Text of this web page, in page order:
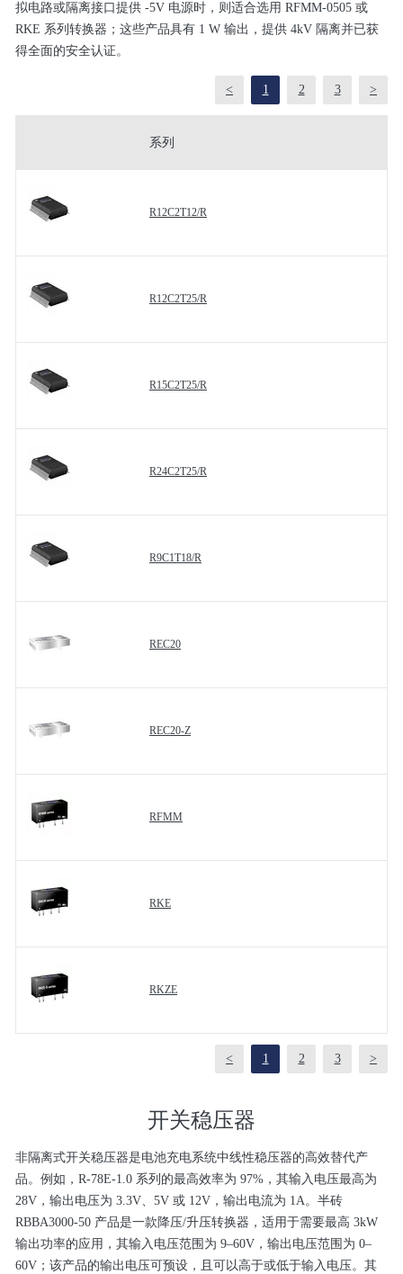
拟电路或隔离接口提供 -5V 电源时，则适合选用 RFMM-0505 或
RKE 系列转换器；这些产品具有 1 W 输出，提供 4kV 隔离并已获
得全面的安全认证。
< 1 2 3 >
系列
R12C2T12/R
R12C2T25/R
R15C2T25/R
R24C2T25/R
R9C1T18/R
REC20
REC20-Z
RFMM
RKE
RKZE
< 1 2 3 >
开关稳压器
非隔离式开关稳压器是电池充电系统中线性稳压器的高效替代产
品。例如，R-78E-1.0 系列的最高效率为 97%，其输入电压最高为
28V，输出电压为 3.3V、5V 或 12V，输出电流为 1A。半砖
RBBA3000-50 产品是一款降压/升压转换器，适用于需要最高 3kW
输出功率的应用，其输入电压范围为 9–60V，输出电压范围为 0–
60V；该产品的输出电压可预设，且可以高于或低于输入电压。其